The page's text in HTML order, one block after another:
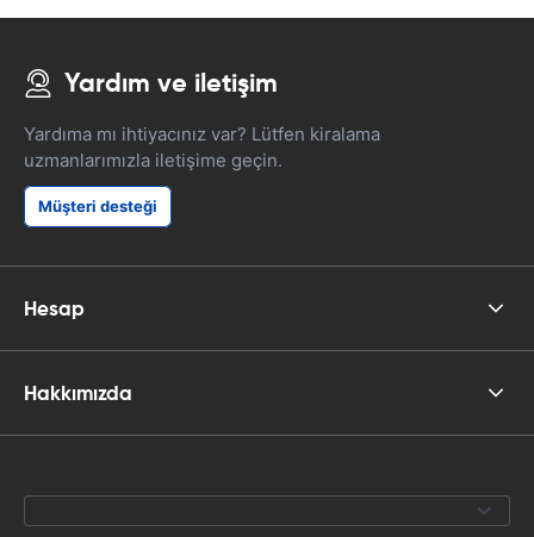
Yardım ve iletişim
Yardıma mı ihtiyacınız var? Lütfen kiralama
uzmanlarımızla iletişime geçin.
Müşteri desteği
Hesap
Hakkımızda